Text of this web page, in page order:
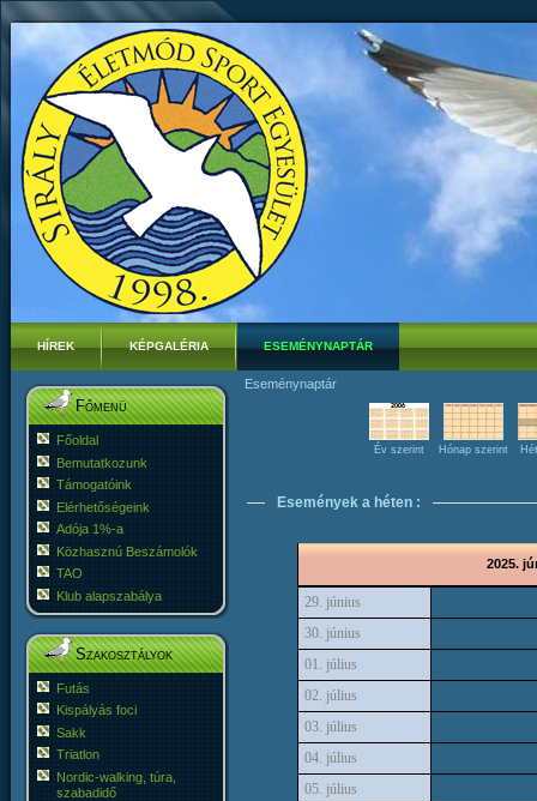
HÍREK KÉPGALÉRIA ESEMÉNYNAPTÁR
Főmenü
Főoldal
Bemutatkozunk
Támogatóink
Elérhetőségeink
Adója 1%-a
Közhasznú Beszámolók
TAO
Klub alapszabálya
Szakosztályok
Futás
Kispályás foci
Sakk
Triatlon
Nordic-walking, túra,
szabadidő
Eseménynaptár
Év szerint Hónap szerint
Események a héten :
2025.
29. június
30. június
01. július
02. július
03. július
04. július
05. július